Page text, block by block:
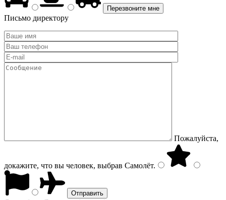
Письмо директору
Пожалуйста,
докажите, что вы человек, выбрав Самолёт.